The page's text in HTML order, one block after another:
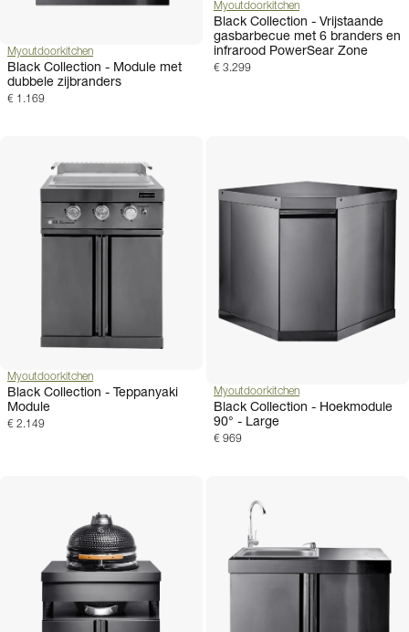
Myoutdoorkitchen
Black Collection - Module met
dubbele zijbranders
€ 1.169
Myoutdoorkitchen
Black Collection - Vrijstaande
gasbarbecue met 6 branders en
infrarood PowerSear Zone
€ 3.299
Myoutdoorkitchen
Black Collection - Teppanyaki
Module
€ 2.149
Myoutdoorkitchen
Black Collection - Hoekmodule
90° - Large
€ 969